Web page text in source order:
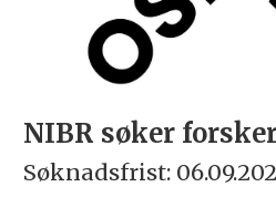
NIBR søker
Søknadsfrist: